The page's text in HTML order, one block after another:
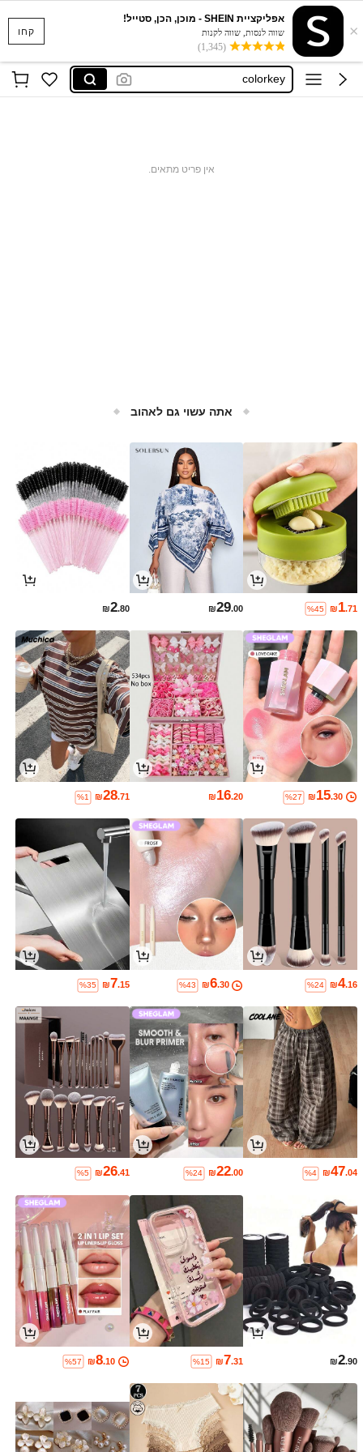
קחו ×
אפליקציית SHEIN - מוכן, הכן, סטייל!
שווה לנסות, שווה לקנות
(1,345)
blush
sheglam
colorkey
אין פריט מתאים.
אתה עשוי גם לאהוב
₪1.71
%45
₪29.00
₪2.80
₪15.30
%27
₪16.20
₪28.71
%1
₪4.16
%24
₪6.30
%43
₪7.15
%35
₪47.04
%4
₪22.00
%24
₪26.41
%5
₪2.90
₪7.31
%15
₪8.10
%57